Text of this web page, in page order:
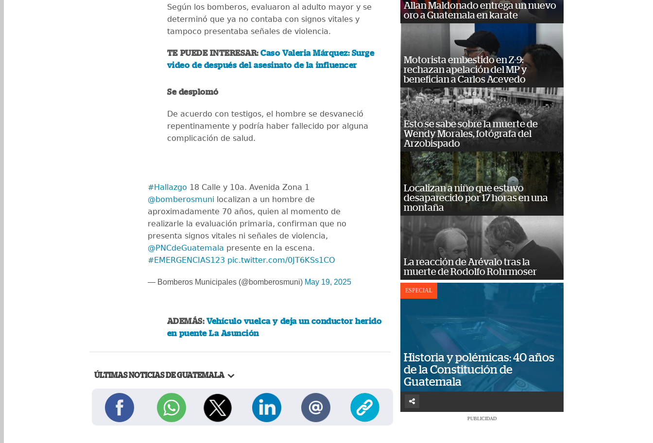
Según los bomberos, evaluaron al adulto mayor y se
determinó que ya no contaba con signos vitales y
tampoco presentaba señales de violencia.
TE PUEDE INTERESAR:Caso Valeria Márquez: Surge
video de después del asesinato de la influencer
Se desplomó
De acuerdo con testigos, el hombre se desvaneció
repentinamente y podría haber fallecido por alguna
complicación de salud.
#Hallazgo 18 Calle y 10a. Avenida Zona 1
@bomberosmuni localizan a un hombre de
aproximadamente 70 años, quien al momento de
realizarle la evaluación primaria, confirman que no
presenta signos vitales ni señales de violencia,
@PNCdeGuatemala presente en la escena.
#EMERGENCIAS123 pic.twitter.com/0JT6KSs1CO
— Bomberos Municipales (@bomberosmuni) May 19, 2025
ADEMÁS:Vehículo vuelca y deja un conductor herido
en puente La Asunción
ÚLTIMAS NOTICIAS DE GUATEMALA
Allan Maldonado entrega un nuevo
oro a Guatemala en karate
Motorista embestido en Z-9:
rechazan apelación del MP y
benefician a Carlos Acevedo
Esto se sabe sobre la muerte de
Wendy Morales, fotógrafa del
Arzobispado
Localizan a niño que estuvo
desaparecido por 17 horas en una
montaña
La reacción de Arévalo tras la
muerte de Rodolfo Rohrmoser
ESPECIAL
Historia y polémicas: 40 años
de la Constitución de
Guatemala
PUBLICIDAD